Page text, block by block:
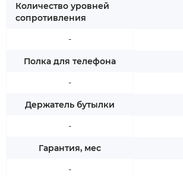
Количество уровней
сопротивления
-
Полка для телефона
-
Держатель бутылки
-
Гарантия, мес
-